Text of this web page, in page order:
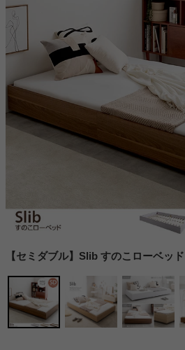
【セミダブル】Slib すのこローベッド